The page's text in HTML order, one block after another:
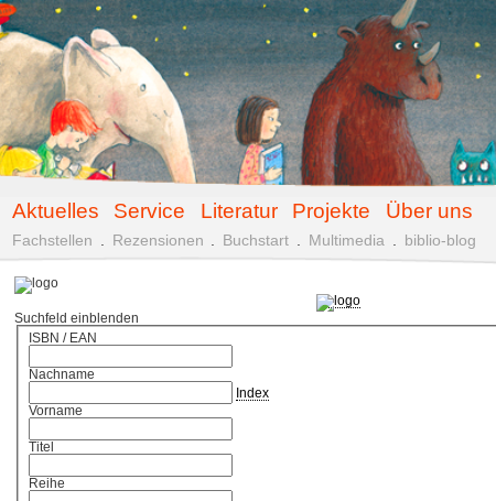
Aktuelles Service Literatur Projekte Über uns
Fachstellen Rezensionen Buchstart Multimedia biblio-blog
Suchfeld einblenden
ISBN / EAN
Nachname
Index
Vorname
Titel
Reihe